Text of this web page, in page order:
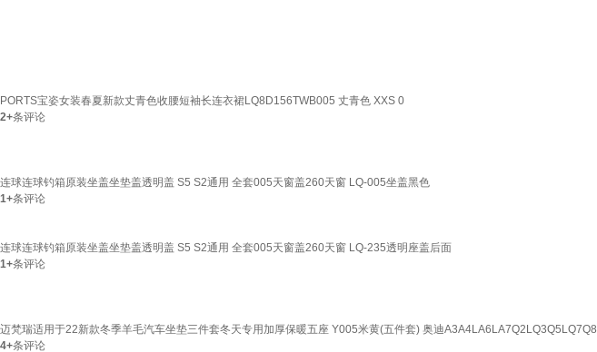
PORTS宝姿女装春夏新款丈青色收腰短袖长连衣裙LQ8D156TWB005 丈青色 XXS 0
2+条评论
连球连球钓箱原装坐盖坐垫盖透明盖 S5 S2通用 全套005天窗盖260天窗 LQ-005坐盖黑色
1+条评论
连球连球钓箱原装坐盖坐垫盖透明盖 S5 S2通用 全套005天窗盖260天窗 LQ-235透明座盖后面
1+条评论
迈梵瑞适用于22新款冬季羊毛汽车坐垫三件套冬天专用加厚保暖五座 Y005米黄(五件套) 奥迪A3A4LA6LA7Q2LQ3Q5LQ7Q8
4+条评论